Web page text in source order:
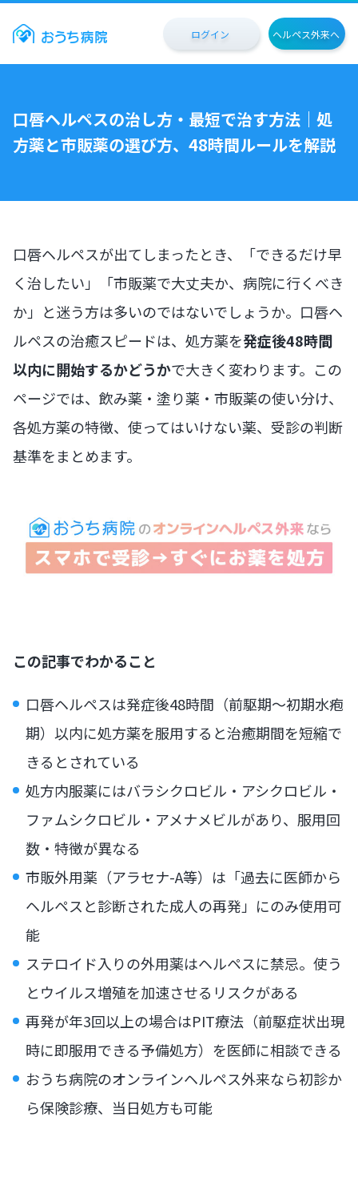
ログイン ヘルペス外来へ
口唇ヘルペスの治し方・最短で治す方法｜処
方薬と市販薬の選び方、48時間ルールを解説
口唇ヘルペスが出てしまったとき、「できるだけ早
く治したい」「市販薬で大丈夫か、病院に行くべき
か」と迷う方は多いのではないでしょうか。口唇ヘ
ルペスの治癒スピードは、処方薬を発症後48時間
以内に開始するかどうかで大きく変わります。この
ページでは、飲み薬・塗り薬・市販薬の使い分け、
各処方薬の特徴、使ってはいけない薬、受診の判断
基準をまとめます。
この記事でわかること
口唇ヘルペスは発症後48時間（前駆期〜初期水疱
期）以内に処方薬を服用すると治癒期間を短縮で
きるとされている
処方内服薬にはバラシクロビル・アシクロビル・
ファムシクロビル・アメナメビルがあり、服用回
数・特徴が異なる
市販外用薬（アラセナ-A等）は「過去に医師から
ヘルペスと診断された成人の再発」にのみ使用可
能
ステロイド入りの外用薬はヘルペスに禁忌。使う
とウイルス増殖を加速させるリスクがある
再発が年3回以上の場合はPIT療法（前駆症状出現
時に即服用できる予備処方）を医師に相談できる
おうち病院のオンラインヘルペス外来なら初診か
ら保険診療、当日処方も可能